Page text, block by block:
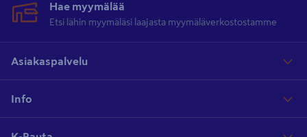
Hae myymälää
Etsi lähin myymäläsi laajasta myymäläverkostostamme
Asiakaspalvelu
Info